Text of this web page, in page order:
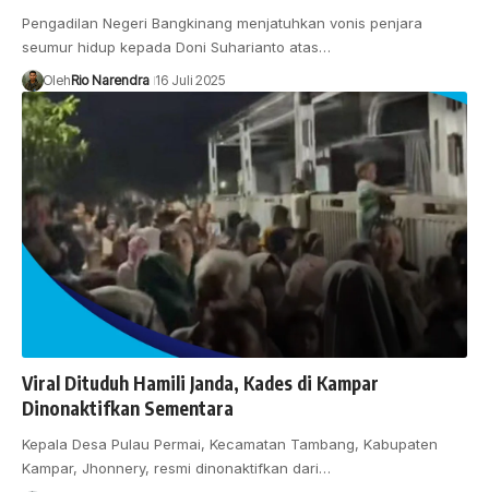
Pengadilan Negeri Bangkinang menjatuhkan vonis penjara
seumur hidup kepada Doni Suharianto atas…
OlehRio Narendra 16 Juli 2025
Viral Dituduh Hamili Janda, Kades di Kampar
Dinonaktifkan Sementara
Kepala Desa Pulau Permai, Kecamatan Tambang, Kabupaten
Kampar, Jhonnery, resmi dinonaktifkan dari…